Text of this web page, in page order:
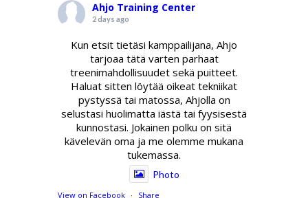
Ahjo Training Center
2 days ago
Kun etsit tietäsi kamppailijana, Ahjo
tarjoaa tätä varten parhaat
treenimahdollisuudet sekä puitteet.
Haluat sitten löytää oikeat tekniikat
pystyssä tai matossa, Ahjolla on
selustasi huolimatta iästä tai fyysisestä
kunnostasi. Jokainen polku on sitä
kävelevän oma ja me olemme mukana
tukemassa.
Photo
View on Facebook · Share